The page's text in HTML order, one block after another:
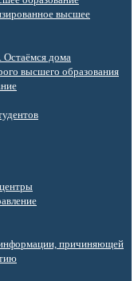
высшее
Остаёмся дома
высшего образования
причиняющей